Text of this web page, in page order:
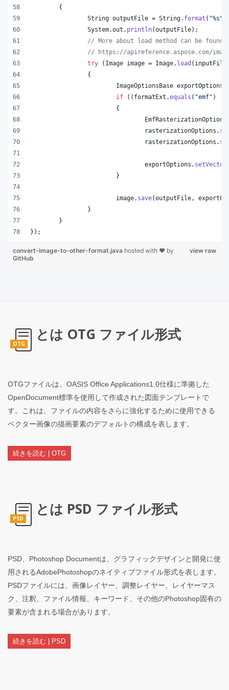
	{
String outputFile = String. format ( "%s\\
System.out . println(outputFile);
// More about load method can be found
// https://apireference.aspose.com/
try ( Image image = Image. load ( inputFile
		{
ImageOptionsBase exportOptions
if (( formatExt .equals ( "emf" )
			{
EmfRasterizationOptions
rasterizationOptions .
rasterizationOptions .
exportOptions .
			}
image. save(outputFile ,
		}
	}
});
view raw
convert-image-to-other-format.java hosted with ❤ by
GitHub
OTG
とは OTG ファイル形式
OTGファイルは、OASIS Office Applications1.0仕様に準拠した
OpenDocument標準を使用して作成された図面テンプレートで
す。これは、ファイルの内容をさらに強化するために使用できる
ベクター画像の描画要素のデフォルトの構成を表します。
続きを読む | OTG
PSD
とは PSD ファイル形式
PSD、Photoshop Documentは、グラフィックデザインと開発に使
用されるAdobePhotoshopのネイティブファイル形式を表します。
PSDファイルには、画像レイヤー、調整レイヤー、レイヤーマス
ク、注釈、ファイル情報、キーワード、その他のPhotoshop固有の
要素が含まれる場合があります。
続きを読む | PSD